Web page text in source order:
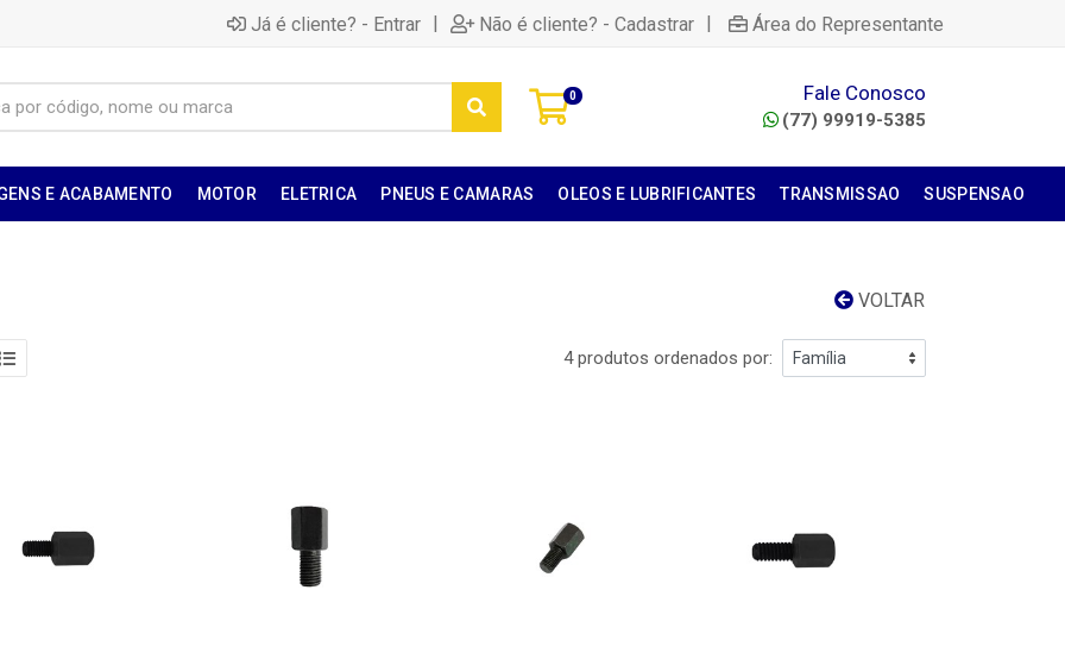
Já é cliente? - Entrar | Não é cliente? - Cadastrar | Área do Representante
0 Fale Conosco
(77) 99919-5385
E ACABAMENTO MOTOR ELETRICA PNEUS E CAMARAS OLEOS E LUBRIFICANTES TRANSMISSAO SUSPENSAO
VOLTAR
4 produtos ordenados por: